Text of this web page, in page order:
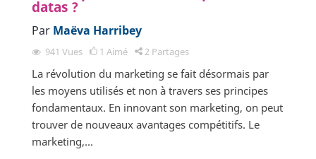
datas ?
Par Maëva Harribey
941 Vues 1 Aimé 2 Partages
La révolution du marketing se fait désormais par
les moyens utilisés et non à travers ses principes
fondamentaux. En innovant son marketing, on peut
trouver de nouveaux avantages compétitifs. Le
marketing,...